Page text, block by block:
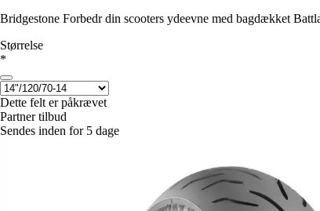
Bridgestone Forbedr din scooters ydeevne med bagdækket
Størrelse
*
Dette felt er påkrævet
Partner tilbud
Sendes inden for 5 dage